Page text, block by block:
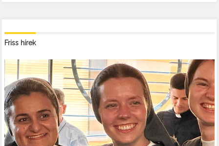
Friss hírek